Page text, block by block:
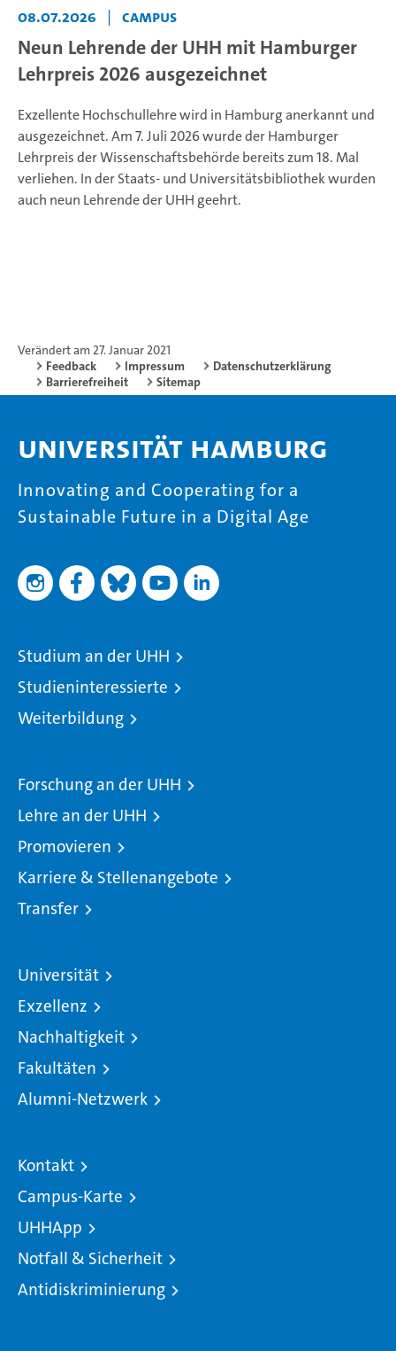
08.07.2026 | Campus
Neun Lehrende der UHH mit Hamburger
Lehrpreis 2026 ausgezeichnet
Exzellente Hochschullehre wird in Hamburg anerkannt und
ausgezeichnet. Am 7. Juli 2026 wurde der Hamburger
Lehrpreis der Wissenschaftsbehörde bereits zum 18. Mal
verliehen. In der Staats- und Universitätsbibliothek wurden
auch neun Lehrende der UHH geehrt.
Verändert am 27. Januar 2021
Feedback
Impressum
Datenschutzerklärung
Barrierefreiheit
Sitemap
Universität Hamburg
Innovating and Cooperating for a
Sustainable Future in a Digital Age
Studium an der UHH
Studieninteressierte
Weiterbildung
Forschung an der UHH
Lehre an der UHH
Promovieren
Karriere & Stellenangebote
Transfer
Universität
Exzellenz
Nachhaltigkeit
Fakultäten
Alumni-Netzwerk
Kontakt
Campus-Karte
UHHApp
Notfall & Sicherheit
Antidiskriminierung